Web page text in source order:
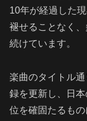
10年が経過した
褪せることなく
続けています。
楽曲のタイトル
録を更新し、日
位を確固たるもの